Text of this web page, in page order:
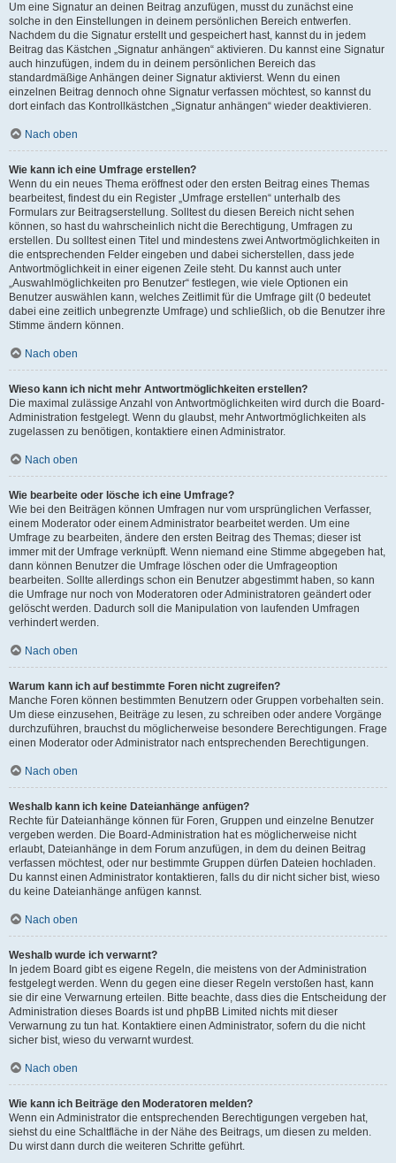
Um eine Signatur an deinen Beitrag anzufügen, musst du zunächst eine
solche in den Einstellungen in deinem persönlichen Bereich entwerfen.
Nachdem du die Signatur erstellt und gespeichert hast, kannst du in jedem
Beitrag das Kästchen „Signatur anhängen“ aktivieren. Du kannst eine Signatur
auch hinzufügen, indem du in deinem persönlichen Bereich das
standardmäßige Anhängen deiner Signatur aktivierst. Wenn du einen
einzelnen Beitrag dennoch ohne Signatur verfassen möchtest, so kannst du
dort einfach das Kontrollkästchen „Signatur anhängen“ wieder deaktivieren.
Nach oben
Wie kann ich eine Umfrage erstellen?
Wenn du ein neues Thema eröffnest oder den ersten Beitrag eines Themas
bearbeitest, findest du ein Register „Umfrage erstellen“ unterhalb des
Formulars zur Beitragserstellung. Solltest du diesen Bereich nicht sehen
können, so hast du wahrscheinlich nicht die Berechtigung, Umfragen zu
erstellen. Du solltest einen Titel und mindestens zwei Antwortmöglichkeiten in
die entsprechenden Felder eingeben und dabei sicherstellen, dass jede
Antwortmöglichkeit in einer eigenen Zeile steht. Du kannst auch unter
„Auswahlmöglichkeiten pro Benutzer“ festlegen, wie viele Optionen ein
Benutzer auswählen kann, welches Zeitlimit für die Umfrage gilt (0 bedeutet
dabei eine zeitlich unbegrenzte Umfrage) und schließlich, ob die Benutzer ihre
Stimme ändern können.
Nach oben
Wieso kann ich nicht mehr Antwortmöglichkeiten erstellen?
Die maximal zulässige Anzahl von Antwortmöglichkeiten wird durch die Board-
Administration festgelegt. Wenn du glaubst, mehr Antwortmöglichkeiten als
zugelassen zu benötigen, kontaktiere einen Administrator.
Nach oben
Wie bearbeite oder lösche ich eine Umfrage?
Wie bei den Beiträgen können Umfragen nur vom ursprünglichen Verfasser,
einem Moderator oder einem Administrator bearbeitet werden. Um eine
Umfrage zu bearbeiten, ändere den ersten Beitrag des Themas; dieser ist
immer mit der Umfrage verknüpft. Wenn niemand eine Stimme abgegeben hat,
dann können Benutzer die Umfrage löschen oder die Umfrageoption
bearbeiten. Sollte allerdings schon ein Benutzer abgestimmt haben, so kann
die Umfrage nur noch von Moderatoren oder Administratoren geändert oder
gelöscht werden. Dadurch soll die Manipulation von laufenden Umfragen
verhindert werden.
Nach oben
Warum kann ich auf bestimmte Foren nicht zugreifen?
Manche Foren können bestimmten Benutzern oder Gruppen vorbehalten sein.
Um diese einzusehen, Beiträge zu lesen, zu schreiben oder andere Vorgänge
durchzuführen, brauchst du möglicherweise besondere Berechtigungen. Frage
einen Moderator oder Administrator nach entsprechenden Berechtigungen.
Nach oben
Weshalb kann ich keine Dateianhänge anfügen?
Rechte für Dateianhänge können für Foren, Gruppen und einzelne Benutzer
vergeben werden. Die Board-Administration hat es möglicherweise nicht
erlaubt, Dateianhänge in dem Forum anzufügen, in dem du deinen Beitrag
verfassen möchtest, oder nur bestimmte Gruppen dürfen Dateien hochladen.
Du kannst einen Administrator kontaktieren, falls du dir nicht sicher bist, wieso
du keine Dateianhänge anfügen kannst.
Nach oben
Weshalb wurde ich verwarnt?
In jedem Board gibt es eigene Regeln, die meistens von der Administration
festgelegt werden. Wenn du gegen eine dieser Regeln verstoßen hast, kann
sie dir eine Verwarnung erteilen. Bitte beachte, dass dies die Entscheidung der
Administration dieses Boards ist und phpBB Limited nichts mit dieser
Verwarnung zu tun hat. Kontaktiere einen Administrator, sofern du die nicht
sicher bist, wieso du verwarnt wurdest.
Nach oben
Wie kann ich Beiträge den Moderatoren melden?
Wenn ein Administrator die entsprechenden Berechtigungen vergeben hat,
siehst du eine Schaltfläche in der Nähe des Beitrags, um diesen zu melden.
Du wirst dann durch die weiteren Schritte geführt.